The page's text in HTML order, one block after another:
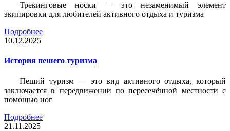
Трекинговые носки — это незаменимый элемент
экипировки для любителей активного отдыха и туризма
Подробнее
10.12.2025
История пешего туризма
Пеший туризм — это вид активного отдыха, который
заключается в передвижении по пересечённой местности с
помощью ног
Подробнее
21.11.2025